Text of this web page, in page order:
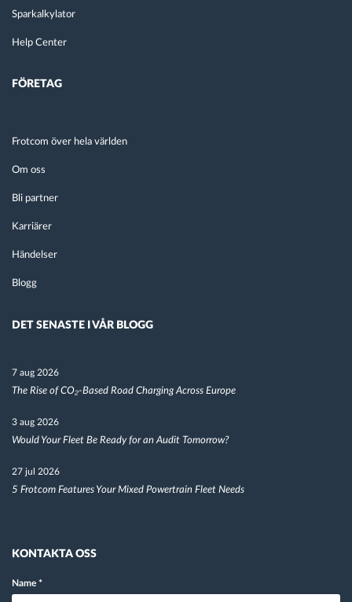
Sparkalkylator
Help Center
FÖRETAG
Frotcom över hela världen
Om oss
Bli partner
Karriärer
Händelser
Blogg
DET SENASTE I VÅR BLOGG
7 aug 2026
The Rise of CO₂-Based Road Charging Across Europe
3 aug 2026
Would Your Fleet Be Ready for an Audit Tomorrow?
27 jul 2026
5 Frotcom Features Your Mixed Powertrain Fleet Needs
KONTAKTA OSS
Name *